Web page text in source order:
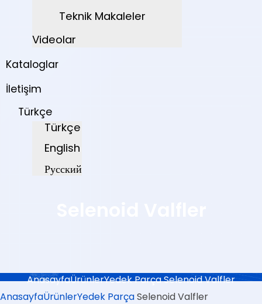
Teknik Makaleler
Videolar
Kataloglar
İletişim
Türkçe
Türkçe
English
Русский
AnasayfaÜrünlerYedek ParçaSelenoid Valfler
AnasayfaÜrünlerYedek ParçaSelenoid Valfler